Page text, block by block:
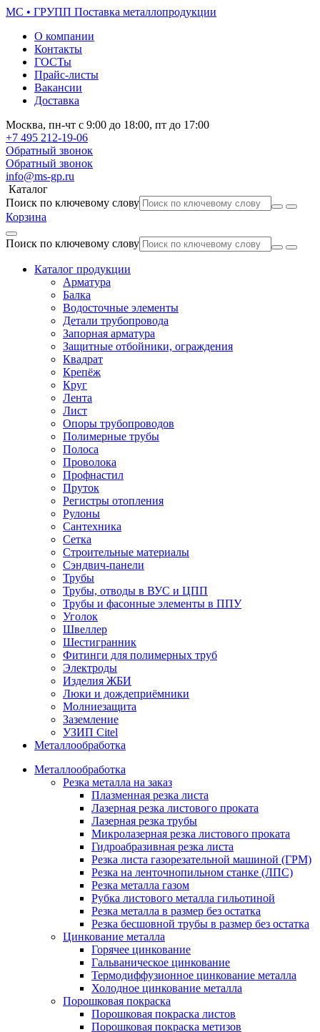
МС • ГРУПП Поставка металлопродукции
О компании
Контакты
ГОСТы
Прайс-листы
Вакансии
Доставка
Москва, пн-чт с 9:00 до 18:00, пт до 17:00
+7 495 212-19-06
Обратный звонок
Обратный звонок
info@ms-gp.ru
Каталог
Поиск по ключевому слову
Корзина
Поиск по ключевому слову
Каталог продукции
Арматура
Балка
Водосточные элементы
Детали трубопровода
Запорная арматура
Защитные отбойники, ограждения
Квадрат
Крепёж
Круг
Лента
Лист
Опоры трубопроводов
Полимерные трубы
Полоса
Проволока
Профнастил
Пруток
Регистры отопления
Рулоны
Сантехника
Сетка
Строительные материалы
Сэндвич-панели
Трубы
Трубы, отводы в ВУС и ЦПП
Трубы и фасонные элементы в ППУ
Уголок
Швеллер
Шестигранник
Фитинги для полимерных труб
Электроды
Изделия ЖБИ
Люки и дождеприёмники
Молниезащита
Заземление
УЗИП Citel
Металлообработка
Металлообработка
Резка металла на заказ
Плазменная резка листа
Лазерная резка листового проката
Лазерная резка трубы
Микролазерная резка листового проката
Гидроабразивная резка листа
Резка листа газорезательной машиной (ГРМ)
Резка на ленточнопильном станке (ЛПС)
Резка металла газом
Рубка листового металла гильотиной
Резка металла в размер без остатка
Резка бесшовной трубы в размер без остатка
Цинкование металла
Горячее цинкование
Гальваническое цинкование
Термодиффузионное цинкование металла
Холодное цинкование металла
Порошковая покраска
Порошковая покраска листов
Порошковая покраска метизов